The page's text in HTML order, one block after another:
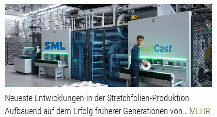
Neueste Entwicklungen in der Stretchfolien-Produktion
Aufbauend auf dem Erfolg früherer Generationen von… MEHR